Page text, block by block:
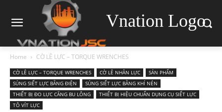
Vnation Logo
Home CỜ LÊ LỰC – TORQUE WRENCHES
CỜ LÊ LỰC – TORQUE WRENCHES CỜ LÊ NHÂN LỰC
SẢN PHẨM
SÚNG SIẾT LỰC BẰNG ĐIỆN
SÚNG SIẾT LỰC BẰNG KHÍ NÉN
THIẾT BỊ ĐO LỰC CĂNG BU LÔNG
THIẾT BỊ HIỆU CHUẨN DỤNG CỤ SIẾT LỰC
TÔ VÍT LỰC